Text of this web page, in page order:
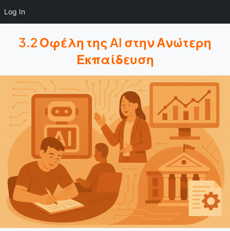
Log In
3.2 Οφέλη της AI στην Ανώτερη
Εκπαίδευση